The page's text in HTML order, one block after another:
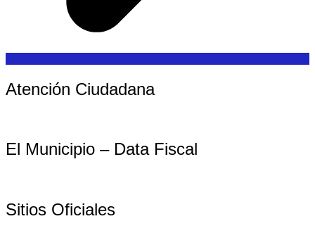
Atención Ciudadana
El Municipio – Data Fiscal
Sitios Oficiales